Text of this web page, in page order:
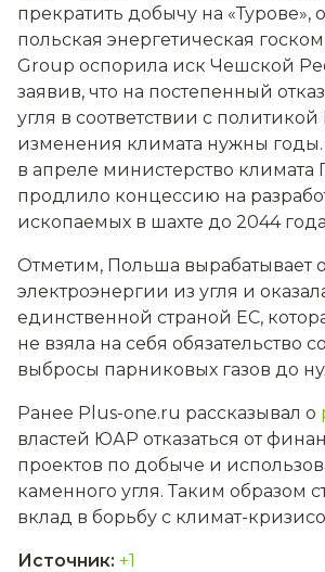
прекратить добычу на «Турове»,
польская энергетическая
Group оспорила иск Чешской
заявив, что на постепенный
угля в соответствии с политикой
изменения климата нужны годы.
в апреле министерство
продлило концессию на
ископаемых в шахте до 2044
Отметим, Польша вырабатывает
электроэнергии из угля и
единственной страной ЕС,
не взяла на себя обязательство
выбросы парниковых газов до
Ранее Plus-one.ru рассказывал о
властей ЮАР отказаться от
проектов по добыче и
каменного угля. Таким образом
вклад в борьбу с климат-
Источник: +1